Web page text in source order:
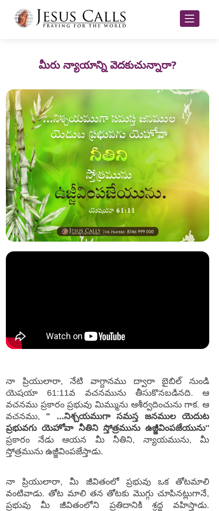
మీరు న్యాయాన్ని వెదకుచున్నారా?
నా ప్రియులారా, నేటి వాగ్దానము ద్వారా బైబిల్ నుండి
యెషయా 61:11వ వచనమును తీసుకొనబడినది. ఆ
వచనము ప్రకారం ప్రభువు మిమ్మును ఆశీర్వదించును గాక. ఆ
వచనము, " ...నిశ్చయముగా సమస్త జనముల యెదుట
ప్రభువగు యెహోవా నీతిని స్తోత్రమును ఉజ్జీవింపజేయును''
ప్రకారం నేడు ఆయన మీ నీతిని, న్యాయమును, మీ
స్తోత్రమును ఉజ్జీవింపజేస్తాడు.
నా ప్రియులారా, మీ జీవితంలో ప్రభువు ఒక తోటమాలి
వంటివాడు. తోట మాలి తన తోటకు మొగ్గు చూపినట్లుగానే,
ప్రభువు మీ జీవితంలోని ప్రతిదానికి శ్రద్ధ వహిస్తాడు.